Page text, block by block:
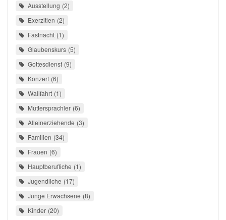
Ausstellung 2
Exerzitien 2
Fastnacht 1
Glaubenskurs 5
Gottesdienst 9
Konzert 6
Wallfahrt 1
Muttersprachler 6
Alleinerziehende 3
Familien 34
Frauen 6
Hauptberufliche 1
Jugendliche 17
Junge Erwachsene 8
Kinder 20